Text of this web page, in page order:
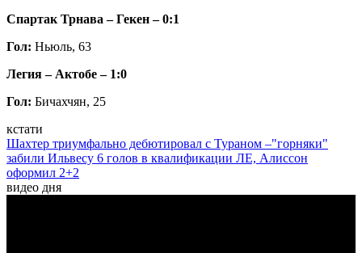
Спартак Трнава – Гекен – 0:1
Гол: Ньюль, 63
Легия – Актобе – 1:0
Гол: Бичахчян, 25
кстати
Шахтер триумфально дебютировал с Тураном –"горняки"
забили Ильвесу 6 голов в квалификации ЛЕ, Алиссон
оформил 2+2
видео дня